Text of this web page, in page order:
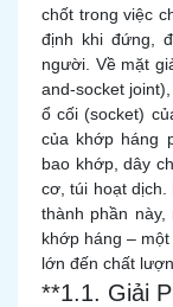
chốt trong việc
định khi đứng,
người. Về mặt
and-socket
ổ cối (socket)
của khớp háng
bao khớp, dây
cơ, túi hoạt
thành phần
khớp háng –
lớn đến chất
**1.1. Giải